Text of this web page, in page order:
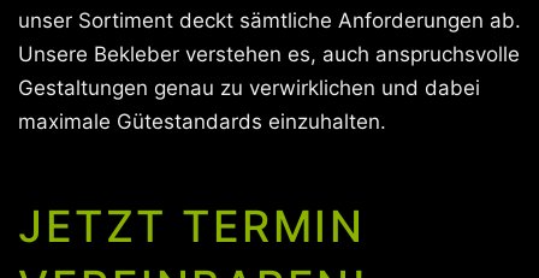
unser Sortiment deckt sämtliche Anforderungen ab.
Unsere Bekleber verstehen es, auch anspruchsvolle
Gestaltungen genau zu verwirklichen und dabei
maximale Gütestandards einzuhalten.
JETZT TERMIN